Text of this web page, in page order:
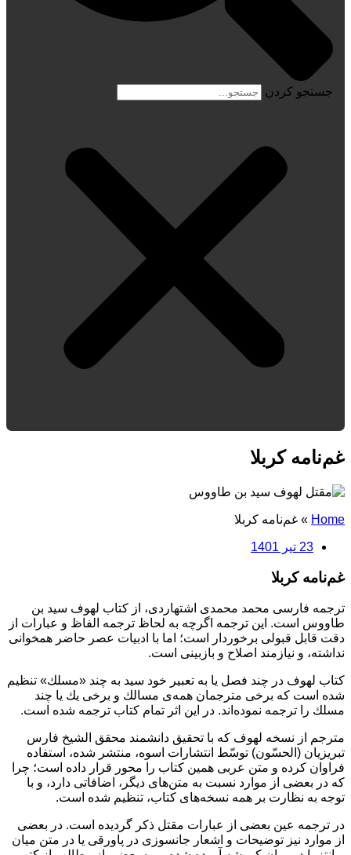
جستجو کردن
غم‌نامه کربلا
Home
» غم‌نامه کربلا
23 تیر 1401
غم‌نامه كربلا
ترجمه فارسى محمد محمدى اشتهاردى، از كتاب لهوف سيد بن
طاووس است. اين ترجمه اگرچه به لحاظ ترجمه الفاظ و عبارات از
دقت قابل قبولى برخوردار است؛ اما با ادبيات عصر حاضر همخوانى
نداشته، و نيازمند اصلاح و بازبينى است.
كتاب لهوف در چند فصل يا به تعبير خود سيد به چند «مسلك» تنظيم
شده است كه برخى مترجمان همه‌ى مسالك و برخى يك يا چند
مسلك را ترجمه نموده‌اند. در اين اثر تمام كتاب ترجمه شده است.
مترجم از نسخه لهوف كه با تحقيق دانشمند محقق الشيخ فارس
تبريزيان (الحسّون) توسّط انتشارات اسوه، منتشر شده، استفاده
فراوان كرده و متن عربى همين كتاب را محور قرار داده است؛ چرا
كه در بعضى از موارد نسبت به متن‌هاى ديگر، اضافاتى دارد، و با
توجه به نظارت بر همه نسخه‌هاى كتاب، تنظيم شده است.
در ترجمه عين بعضى از عبارات مقتل ذكر گرديده است. در بعضى
از موارد نيز توضيحات و اشعار جانسوزى در پاورقى يا در متن ميان